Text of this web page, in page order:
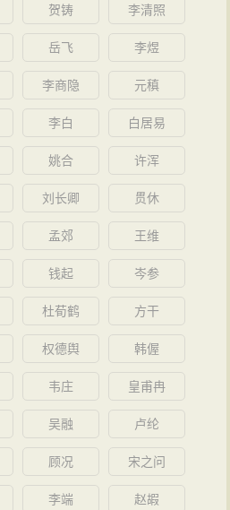
贺铸 李清照
岳飞 李煜
李商隐 元稹
李白 白居易
姚合 许浑
刘长卿 贯休
孟郊 王维
钱起 岑参
杜荀鹤 方干
权德舆 韩偓
韦庄 皇甫冉
吴融 卢纶
顾况 宋之问
李端 赵嘏